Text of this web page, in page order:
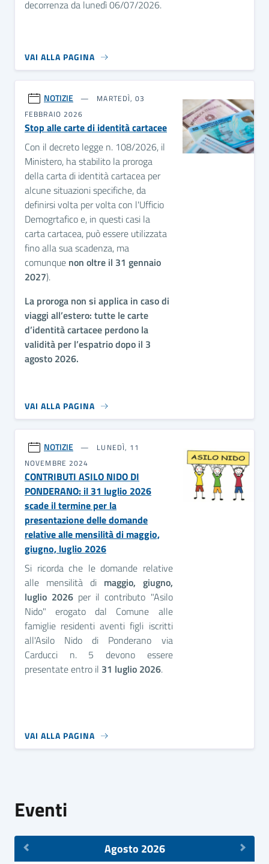
decorrenza da lunedì 06/07/2026.
VAI ALLA PAGINA
NOTIZIE
MARTEDÌ, 03
FEBBRAIO 2026
Stop alle carte di identità cartacee
Con il decreto legge n. 108/2026, il
Ministero, ha stabilito la proroga
della carta di identità cartacea per
alcune situazioni specifiche, da
definirsi volta per volta con l'Ufficio
Demogrtafico e, in questi casi la
carta cartacea, può essere utilizzata
fino alla sua scadenza, ma
comunque non oltre il 31 gennaio
2027).
La proroga non si applica in caso di
viaggi all’estero: tutte le carte
d’identità cartacee perdono la
validità per l’espatrio dopo il 3
agosto 2026.
VAI ALLA PAGINA
NOTIZIE
LUNEDÌ, 11
NOVEMBRE 2024
CONTRIBUTI ASILO NIDO DI
PONDERANO: il 31 luglio 2026
scade il termine per la
presentazione delle domande
relative alle mensilità di maggio,
giugno, luglio 2026
Si ricorda che le domande relative
alle mensilità di maggio, giugno,
luglio 2026 per il contributo "Asilo
Nido" erogato dal Comune alle
famiglie residenti aventi figli iscritti
all'Asilo Nido di Ponderano via
Carducci n. 5 devono essere
presentate entro il 31 luglio 2026.
VAI ALLA PAGINA
Eventi
Agosto 2026